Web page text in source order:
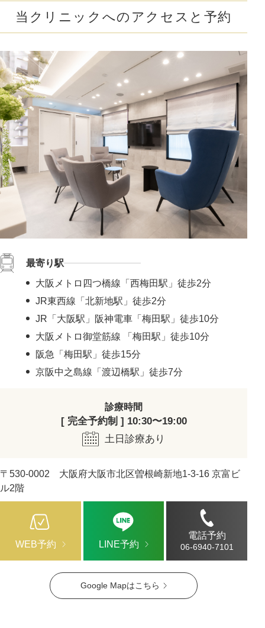
当クリニックへのアクセスと予約
Google Mapはこちら
最寄り駅
大阪メトロ四つ橋線「西梅田駅」徒歩2分
JR東西線「北新地駅」徒歩2分
JR「大阪駅」阪神電車「梅田駅」徒歩10分
大阪メトロ御堂筋線 「梅田駅」徒歩10分
阪急「梅田駅」徒歩15分
京阪中之島線「渡辺橋駅」徒歩7分
診療時間
[ 完全予約制 ] 10:30〜19:00
土日診療あり
〒530-0002 大阪府大阪市北区曽根崎新地1-3-16 京富ビ
ル2階
WEB予約 LINE予約
電話予約
06-6940-7101